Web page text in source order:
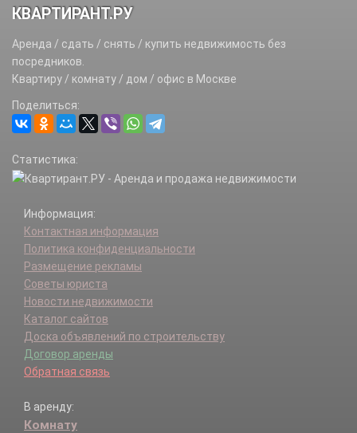
КВАРТИРАНТ.РУ
Аренда / сдать / снять / купить недвижимость без
посредников.
Квартиру / комнату / дом / офис в Москве
Поделиться:
Статистика:
Информация:
Контактная информация
Политика конфиденциальности
Размещение рекламы
Советы юриста
Новости недвижимости
Каталог сайтов
Доска объявлений по строительству
Договор аренды
Обратная связь
В аренду:
Комнату